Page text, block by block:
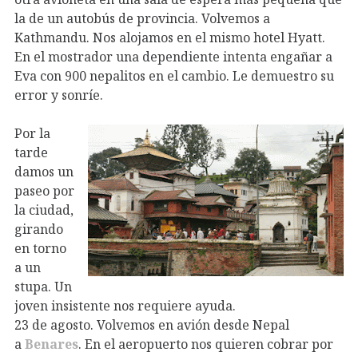
la de un autobús de provincia. Volvemos a
Kathmandu. Nos alojamos en el mismo hotel Hyatt.
En el mostrador una dependiente intenta engañar a
Eva con 900 nepalitos en el cambio. Le demuestro su
error y sonríe.
Por la
tarde
damos un
paseo por
la ciudad,
girando
en torno
a un
stupa. Un
joven insistente nos requiere ayuda.
23 de agosto. Volvemos en avión desde Nepal
aBenares. En el aeropuerto nos quieren cobrar por